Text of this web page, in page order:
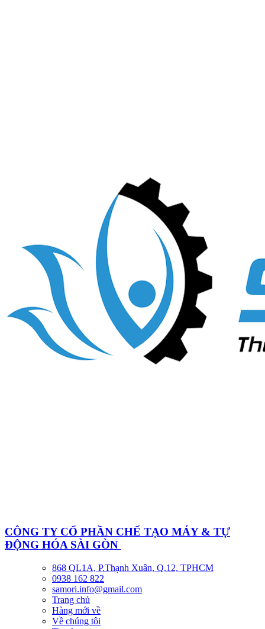
CÔNG TY CỔ PHẦN CHẾ TẠO MÁY & TỰ
ĐỘNG HÓA SÀI GÒN
868 QL1A, P.Thạnh Xuân, Q.12, TPHCM
0938 162 822
samori.info@gmail.com
Trang chủ
Hàng mới về
Về chúng tôi